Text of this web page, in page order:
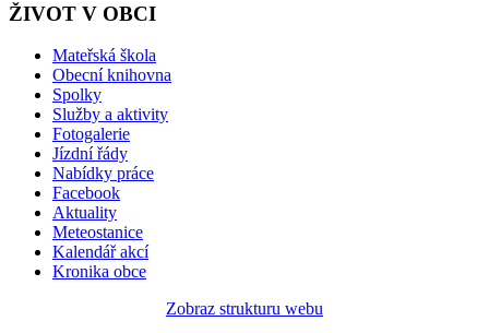
ŽIVOT V OBCI
Mateřská škola
Obecní knihovna
Spolky
Služby a aktivity
Fotogalerie
Jízdní řády
Nabídky práce
Facebook
Aktuality
Meteostanice
Kalendář akcí
Kronika obce
Zobraz strukturu webu